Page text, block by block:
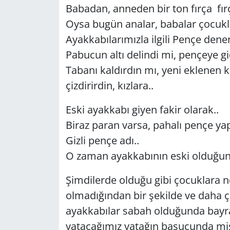
Babadan, anneden bir ton fırça
Oysa bugün analar, babalar
Ayakkabılarımızla ilgili Pençe
Pabucun altı delindi mi, pençeye
Tabanı kaldırdın mı, yeni
çizdirirdin, kızlara..
Eski ayakkabı giyen fakir olarak..
Biraz paran varsa, pahalı pençe
Gizli pençe adı..
O zaman ayakkabının eski
Şimdilerde olduğu gibi çocuklara
olmadığından bir şekilde ve
ayakkabılar sabah olduğunda
yatacağımız yatağın başucunda